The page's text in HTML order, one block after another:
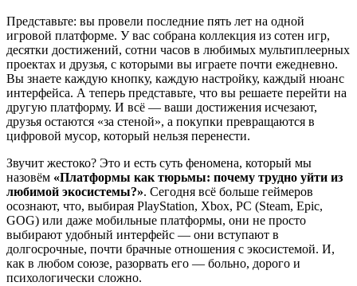
Представьте: вы провели последние пять лет на одной
игровой платформе. У вас собрана коллекция из сотен игр,
десятки достижений, сотни часов в любимых мультиплеерных
проектах и друзья, с которыми вы играете почти ежедневно.
Вы знаете каждую кнопку, каждую настройку, каждый нюанс
интерфейса. А теперь представьте, что вы решаете перейти на
другую платформу. И всё — ваши достижения исчезают,
друзья остаются «за стеной», а покупки превращаются в
цифровой мусор, который нельзя перенести.
Звучит жестоко? Это и есть суть феномена, который мы
назовём «Платформы как тюрьмы: почему трудно уйти из
любимой экосистемы?». Сегодня всё больше геймеров
осознают, что, выбирая PlayStation, Xbox, PC (Steam, Epic,
GOG) или даже мобильные платформы, они не просто
выбирают удобный интерфейс — они вступают в
долгосрочные, почти брачные отношения с экосистемой. И,
как в любом союзе, разорвать его — больно, дорого и
психологически сложно.